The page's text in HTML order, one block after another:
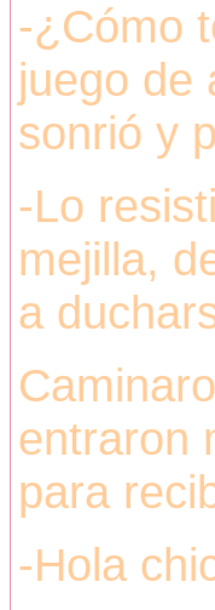
-¿Cómo
juego de
sonrió y
-Lo
mejilla,
a
entraron
para
-Hola